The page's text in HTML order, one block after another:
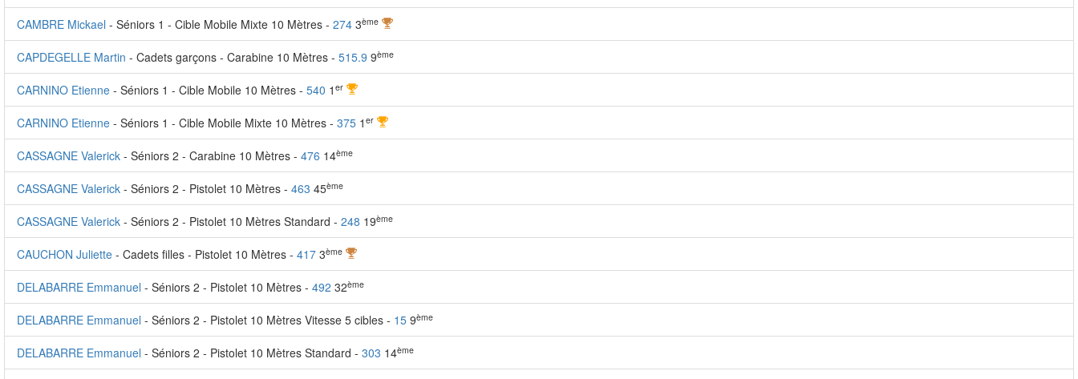
CAMBRE Mickael - Séniors 1 - Cible Mobile Mixte 10 Mètres - 274 3ème
CAPDEGELLE Martin - Cadets garçons - Carabine 10 Mètres - 515.9 9ème
CARNINO Etienne - Séniors 1 - Cible Mobile 10 Mètres - 540 1 er
CARNINO Etienne - Séniors 1 - Cible Mobile Mixte 10 Mètres - 375 1 er
CASSAGNE Valerick - Séniors 2 - Carabine 10 Mètres - 476 14ème
CASSAGNE Valerick - Séniors 2 - Pistolet 10 Mètres - 463 45ème
CASSAGNE Valerick - Séniors 2 - Pistolet 10 Mètres Standard - 248 19ème
CAUCHON Juliette - Cadets filles - Pistolet 10 Mètres - 417 3ème
DELABARRE Emmanuel - Séniors 2 - Pistolet 10 Mètres - 492 32ème
DELABARRE Emmanuel - Séniors 2 - Pistolet 10 Mètres Vitesse 5 cibles - 15 9ème
DELABARRE Emmanuel - Séniors 2 - Pistolet 10 Mètres Standard - 303 14ème